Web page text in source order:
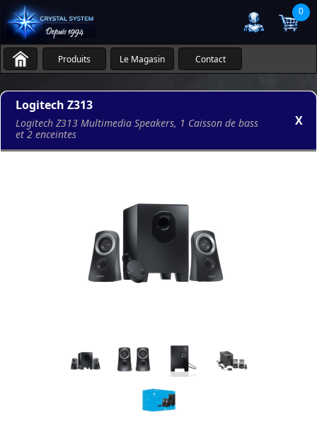
0
Produits Le Magasin Contact
Logitech Z313
Logitech Z313 Multimedia Speakers, 1 Caisson de bass
et 2 enceintes
X